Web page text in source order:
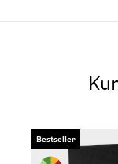
Bestseller